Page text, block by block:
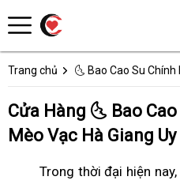
Trang chủ 🌜 Bao Cao Su Chính
Cửa Hàng 🌜 Bao
Mèo Vạc Hà Giang
Trong thời đại hiện nay,